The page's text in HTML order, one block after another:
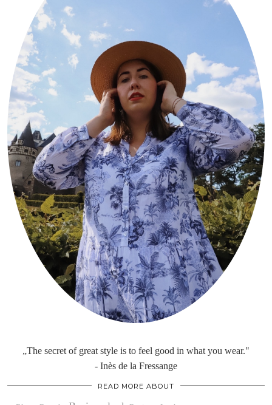
„The secret of great style is to feel good in what you wear."
- Inès de la Fressange
READ MORE ABOUT